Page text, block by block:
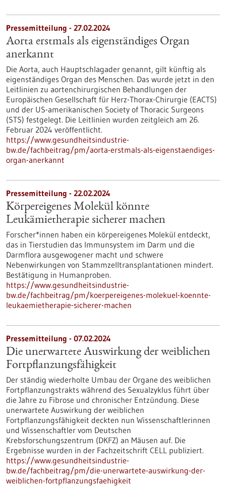
Pressemitteilung - 27.02.2024
Aorta erstmals als eigenständiges Organ
anerkannt
Die Aorta, auch Hauptschlagader genannt, gilt künftig als
eigenständiges Organ des Menschen. Das wurde jetzt in den
Leitlinien zu aortenchirurgischen Behandlungen der
Europäischen Gesellschaft für Herz-Thorax-Chirurgie (EACTS)
und der US-amerikanischen Society of Thoracic Surgeons
(STS) festgelegt. Die Leitlinien wurden zeitgleich am 26.
Februar 2024 veröffentlicht.
https://www.gesundheitsindustrie-
bw.de/fachbeitrag/pm/aorta-erstmals-als-eigenstaendiges-
organ-anerkannt
Pressemitteilung - 22.02.2024
Körpereigenes Molekül könnte
Leukämietherapie sicherer machen
Forscher*innen haben ein körpereigenes Molekül entdeckt,
das in Tierstudien das Immunsystem im Darm und die
Darmflora ausgewogener macht und schwere
Nebenwirkungen von Stammzelltransplantationen mindert.
Bestätigung in Humanproben.
https://www.gesundheitsindustrie-
bw.de/fachbeitrag/pm/koerpereigenes-molekuel-koennte-
leukaemietherapie-sicherer-machen
Pressemitteilung - 07.02.2024
Die unerwartete Auswirkung der weiblichen
Fortpflanzungsfähigkeit
Der ständig wiederholte Umbau der Organe des weiblichen
Fortpflanzungstrakts während des Sexualzyklus führt über
die Jahre zu Fibrose und chronischer Entzündung. Diese
unerwartete Auswirkung der weiblichen
Fortpflanzungsfähigkeit deckten nun Wissenschaftlerinnen
und Wissenschaftler vom Deutschen
Krebsforschungszentrum (DKFZ) an Mäusen auf. Die
Ergebnisse wurden in der Fachzeitschrift CELL publiziert.
https://www.gesundheitsindustrie-
bw.de/fachbeitrag/pm/die-unerwartete-auswirkung-der-
weiblichen-fortpflanzungsfaehigkeit